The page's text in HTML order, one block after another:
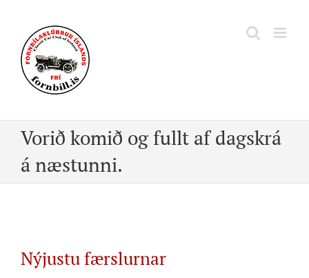
content
Vorið komið og fullt af dagskrá
á næstunni.
Nýjustu færslurnar